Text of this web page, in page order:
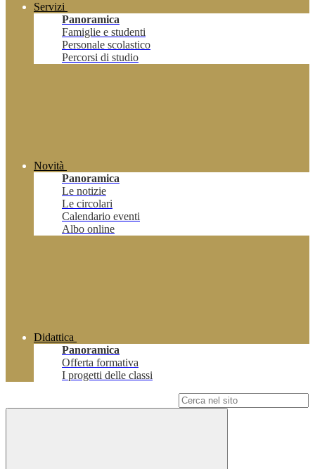
Servizi
Panoramica
Famiglie e studenti
Personale scolastico
Percorsi di studio
Novità
Panoramica
Le notizie
Le circolari
Calendario eventi
Albo online
Didattica
Panoramica
Offerta formativa
I progetti delle classi